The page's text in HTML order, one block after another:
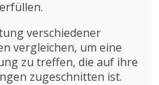
verschiedener
vergleichen, um eine
zu treffen, die auf ihre
zugeschnitten ist.